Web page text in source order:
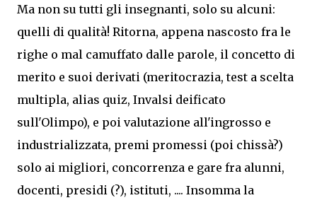
Ma non su tutti gli insegnanti, solo su alcuni:
quelli di qualità! Ritorna, appena nascosto fra le
righe o mal camuffato dalle parole, il concetto di
merito e suoi derivati (meritocrazia, test a scelta
multipla, alias quiz, Invalsi deificato
sull'Olimpo), e poi valutazione all'ingrosso e
industrializzata, premi promessi (poi chissà?)
solo ai migliori, concorrenza e gare fra alunni,
docenti, presidi (?), istituti, .... Insomma la